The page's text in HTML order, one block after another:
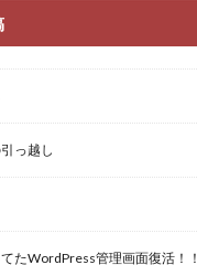
っ越し
たWordPress管理画面復活！！